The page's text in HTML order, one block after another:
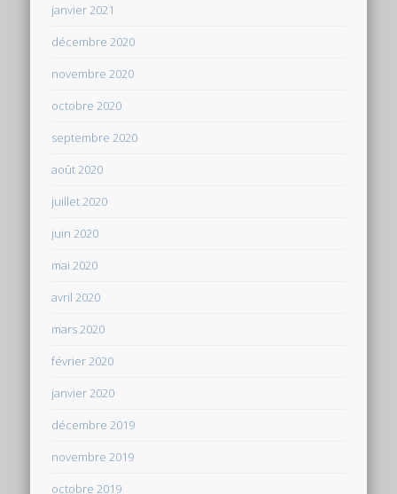
janvier 2021
décembre 2020
novembre 2020
octobre 2020
septembre 2020
août 2020
juillet 2020
juin 2020
mai 2020
avril 2020
mars 2020
février 2020
janvier 2020
décembre 2019
novembre 2019
octobre 2019